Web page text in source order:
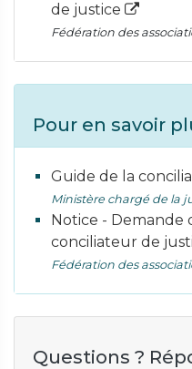
de justice
Fédération des
Pour en savoir
Guide de la
Ministère chargé de la
Notice - Demande
conciliateur de
Fédération des
Questions ?